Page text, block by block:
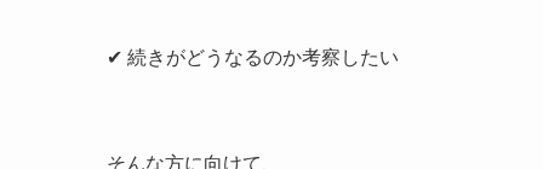
✔ 続きがどうなるのか考察したい
そんな方に向けて、